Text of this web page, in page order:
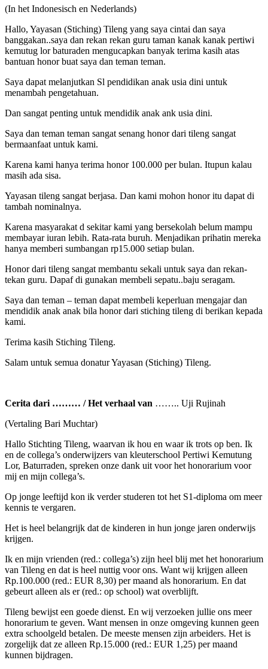
(In het Indonesisch en Nederlands)
Hallo, Yayasan (Stiching) Tileng yang saya cintai dan saya
banggakan..saya dan rekan rekan guru taman kanak kanak pertiwi
kemutug lor baturaden mengucapkan banyak terima kasih atas
bantuan honor buat saya dan teman teman.
Saya dapat melanjutkan Sl pendidikan anak usia dini untuk
menambah pengetahuan.
Dan sangat penting untuk mendidik anak ank usia dini.
Saya dan teman teman sangat senang honor dari tileng sangat
bermaanfaat untuk kami.
Karena kami hanya terima honor 100.000 per bulan. Itupun kalau
masih ada sisa.
Yayasan tileng sangat berjasa. Dan kami mohon honor itu dapat di
tambah nominalnya.
Karena masyarakat d sekitar kami yang bersekolah belum mampu
membayar iuran lebih. Rata-rata buruh. Menjadikan prihatin mereka
hanya memberi sumbangan rp15.000 setiap bulan.
Honor dari tileng sangat membantu sekali untuk saya dan rekan-
tekan guru. Dapaf di gunakan membeli sepatu..baju seragam.
Saya dan teman – teman dapat membeli keperluan mengajar dan
mendidik anak anak bila honor dari stiching tileng di berikan kepada
kami.
Terima kasih Stiching Tileng.
Salam untuk semua donatur Yayasan (Stiching) Tileng.
Cerita dari ……… / Het verhaal van …….. Uji Rujinah
(Vertaling Bari Muchtar)
Hallo Stichting Tileng, waarvan ik hou en waar ik trots op ben. Ik
en de collega’s onderwijzers van kleuterschool Pertiwi Kemutung
Lor, Baturraden, spreken onze dank uit voor het honorarium voor
mij en mijn collega’s.
Op jonge leeftijd kon ik verder studeren tot het S1-diploma om meer
kennis te vergaren.
Het is heel belangrijk dat de kinderen in hun jonge jaren onderwijs
krijgen.
Ik en mijn vrienden (red.: collega’s) zijn heel blij met het honorarium
van Tileng en dat is heel nuttig voor ons. Want wij krijgen alleen
Rp.100.000 (red.: EUR 8,30) per maand als honorarium. En dat
gebeurt alleen als er (red.: op school) wat overblijft.
Tileng bewijst een goede dienst. En wij verzoeken jullie ons meer
honorarium te geven. Want mensen in onze omgeving kunnen geen
extra schoolgeld betalen. De meeste mensen zijn arbeiders. Het is
zorgelijk dat ze alleen Rp.15.000 (red.: EUR 1,25) per maand
kunnen bijdragen.